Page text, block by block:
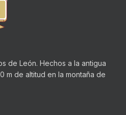
de León. Hechos a la antigua
m de altitud en la montaña de